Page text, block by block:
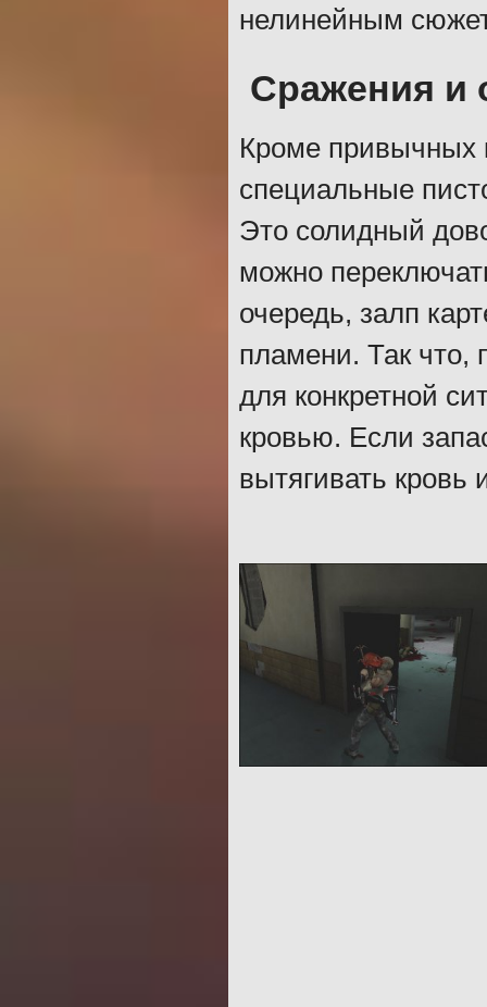
нелинейным
Сражения и
Кроме привычных
специальные
Это солидный
можно
очередь, залп
пламени. Так что,
для конкретной
кровью. Если
вытягивать кровь